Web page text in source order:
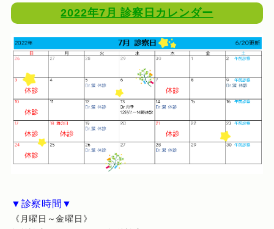
2022年7月 診察日カレンダー
▼診察時間▼
《月曜日～金曜日》